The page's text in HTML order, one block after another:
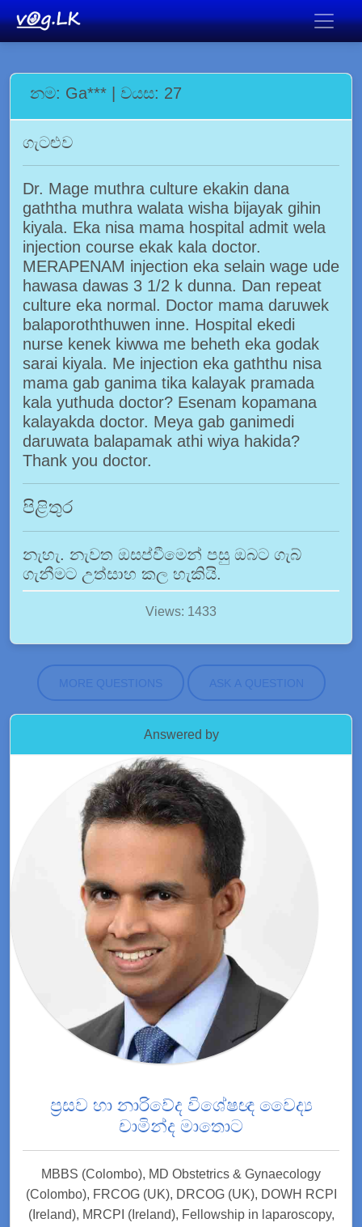
නම: Ga*** | වයස: 27
ගැටළුව
Dr. Mage muthra culture ekakin dana
gaththa muthra walata wisha bijayak gihin
kiyala. Eka nisa mama hospital admit wela
injection course ekak kala doctor.
MERAPENAM injection eka selain wage ude
hawasa dawas 3 1/2 k dunna. Dan repeat
culture eka normal. Doctor mama daruwek
balaporoththuwen inne. Hospital ekedi
nurse kenek kiwwa me beheth eka godak
sarai kiyala. Me injection eka gaththu nisa
mama gab ganima tika kalayak pramada
kala yuthuda doctor? Esenam kopamana
kalayakda doctor. Meya gab ganimedi
daruwata balapamak athi wiya hakida?
Thank you doctor.
පිළිතුර
නැහැ. නැවත ඔසප්වීමෙන් පසු ඔබට ගැබ්
ගැනීමට උත්සාහ කල හැකියි.
Views: 1433
MORE QUESTIONS ASK A QUESTION
Answered by
ප්‍රසව හා නාරිවේද විශේෂඥ වෛද්‍ය
චාමින්ද මාතොට
MBBS (Colombo), MD Obstetrics & Gynaecology
(Colombo), FRCOG (UK), DRCOG (UK), DOWH RCPI
(Ireland), MRCPI (Ireland), Fellowship in laparoscopy,